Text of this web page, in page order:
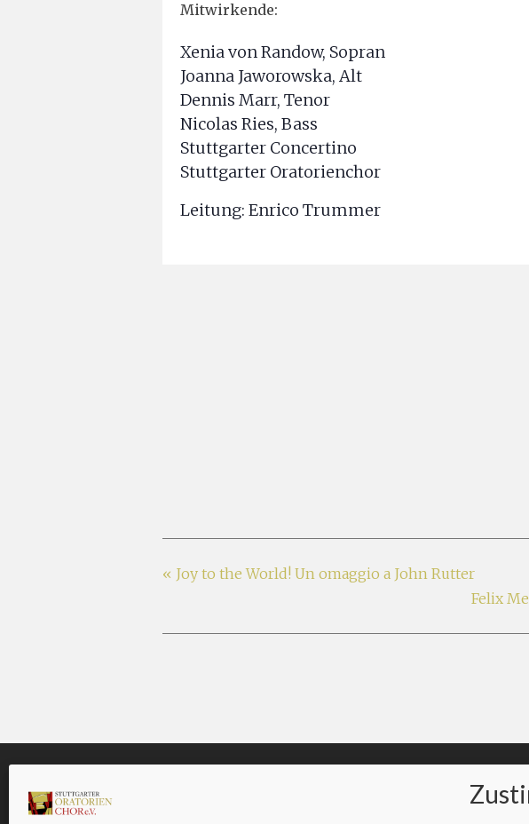
Mitwirkende:
Xenia von Randow, Sopran
Joanna Jaworowska, Alt
Dennis Marr, Tenor
Nicolas Ries, Bass
Stuttgarter Concertino
Stuttgarter Oratorienchor
Leitung: Enrico Trummer
« Joy to the World! Un omaggio a John Rutter
Felix
PROBEN